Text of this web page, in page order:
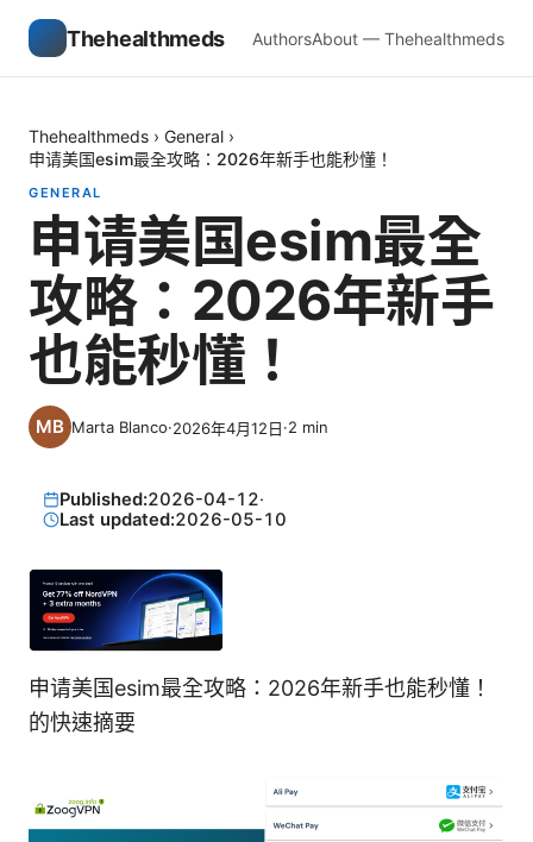
Thehealthmeds AuthorsAbout — Thehealthmeds
Thehealthmeds › General ›
申请美国esim最全攻略：2026年新手也能秒懂！
GENERAL
申请美国esim最全
攻略：2026年新手
也能秒懂！
Marta Blanco·2026年4月12日·2 min
Published:2026-04-12·
Last updated:2026-05-10
申请美国esim最全攻略：2026年新手也能秒懂！
的快速摘要